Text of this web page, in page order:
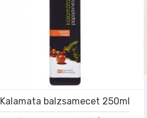
Kalamata balzsamecet 250ml